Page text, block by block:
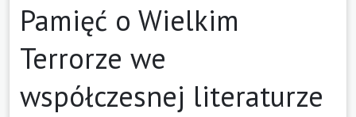
Pamięć o Wielkim
Terrorze we
współczesnej literaturze